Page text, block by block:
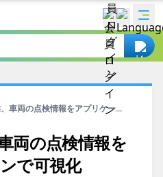
車両の点検情報をアプリケー...
両の点検情報を
で可視化